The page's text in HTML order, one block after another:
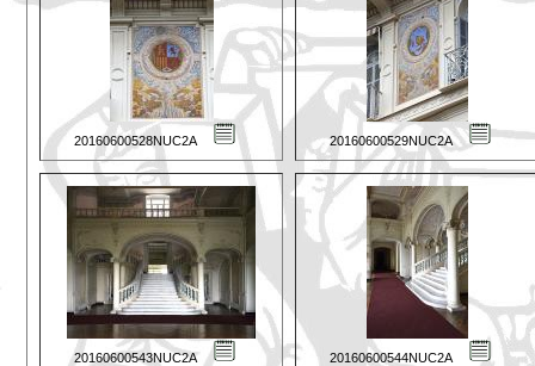
20160600528NUC2A 20160600529NUC2A
20160600543NUC2A 20160600544NUC2A